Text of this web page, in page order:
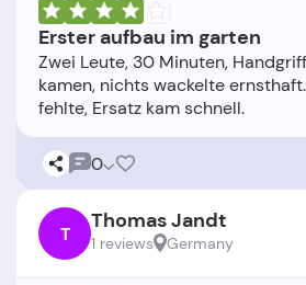
Erster aufbau im garten
Zwei Leute, 30 Minuten,
kamen, nichts wackelte
0
T Thomas Jandt
1 reviews Germany